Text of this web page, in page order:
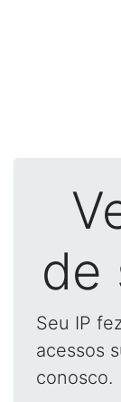
de
Seu IP
acessos
conosco.